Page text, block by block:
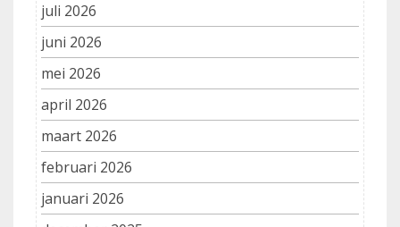
juli 2026
juni 2026
mei 2026
april 2026
maart 2026
februari 2026
januari 2026